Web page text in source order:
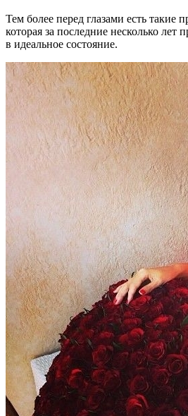
Тем более перед глазами есть такие
которая за последние несколько лет
в идеальное состояние.